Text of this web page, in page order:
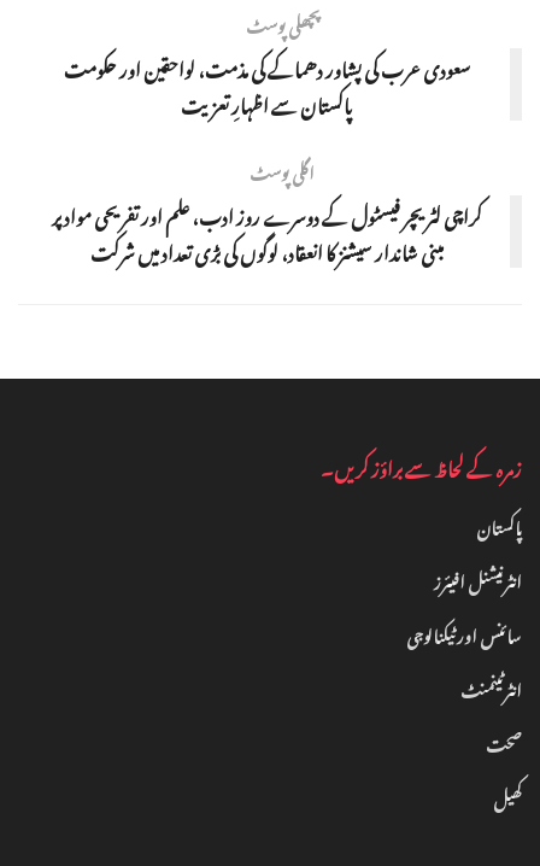
پچھلی پوسٹ
سعودی عرب کی پشاور دھماکے کی مذمت، لواحقین اور حکومت
پاکستان سے اظہارِ تعزیت
اگلی پوسٹ
کراچی لٹریچر فیسٹول کے دوسرے روز ادب، علم اور تفریحی موادپر
مبنی شاندار سیشنز کا انعقاد، لوگوں کی بڑی تعداد میں شرکت
زمرہ کے لحاظ سے براؤز کریں۔
پاکستان
انٹرنیشنل افیئرز
سائنس اور ٹیکنالوجی
انٹرٹینمنٹ‎
صحت
کھیل